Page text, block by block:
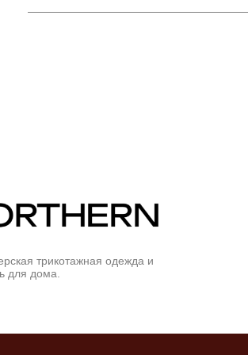
трикотажная одежда и
для дома.